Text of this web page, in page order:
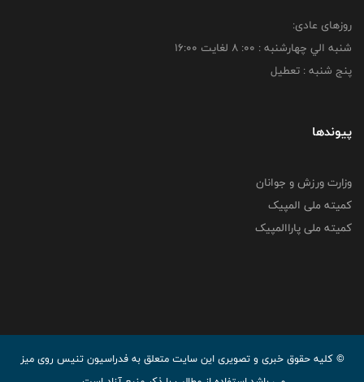
روزهای عادی:
شنبه الي چهارشنبه : 00: 8 لغايت 16:00
پنج شنبه : تعطیل
پیوندها
وزارت ورزش و جوانان
کمیته ملی المپیک
کمیته ملی پاراالمپیک
© کليه حقوق خبری و تصويری اين سايت متعلق به فدراسیون تنیس روی میز